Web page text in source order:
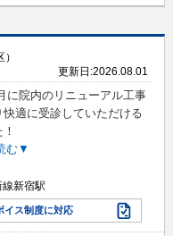
更新日:2026.08.01
に院内のリニューアル工事
快適に受診していただける
む▼
新宿駅
イス制度に対応